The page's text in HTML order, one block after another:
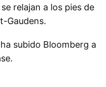
relajan a los pies de
Gaudens.
subido Bloomberg a